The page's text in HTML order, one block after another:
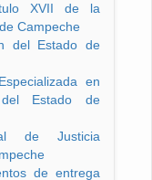
XVII de la
Campeche
del Estado de
en
Estado de
de Justicia
de entrega